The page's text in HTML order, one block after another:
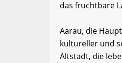
das fruchtbare
Aarau, die
kultureller und
Altstadt, die